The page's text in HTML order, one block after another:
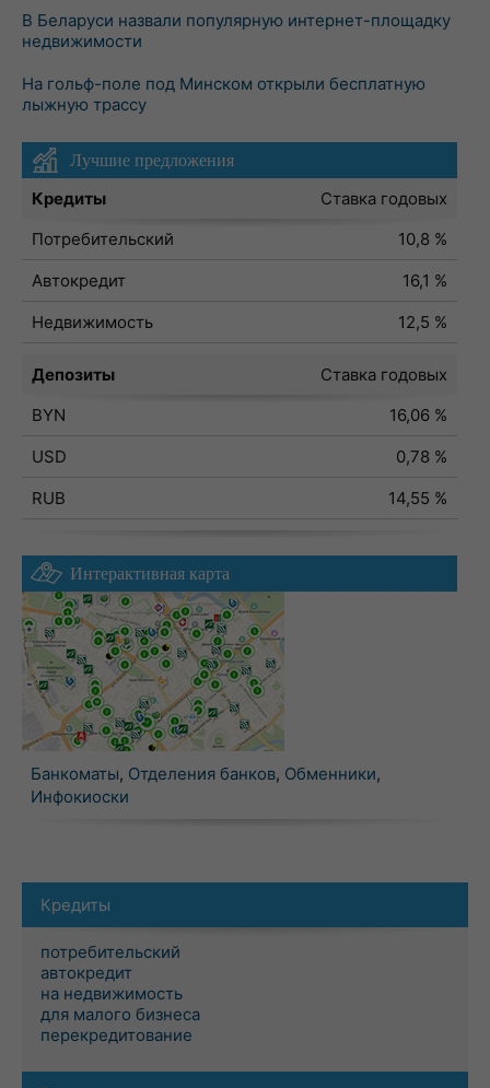
В Беларуси назвали популярную интернет-площадку
недвижимости
На гольф-поле под Минском открыли бесплатную
лыжную трассу
Лучшие предложения
Кредиты
Ставка годовых
Потребительский
10,8 %
Автокредит
16,1 %
Недвижимость
12,5 %
Депозиты
Ставка годовых
BYN
16,06 %
USD
0,78 %
RUB
14,55 %
Интерактивная карта
Банкоматы, Отделения банков, Обменники,
Инфокиоски
Кредиты
потребительский
автокредит
на недвижимость
для малого бизнеса
перекредитование